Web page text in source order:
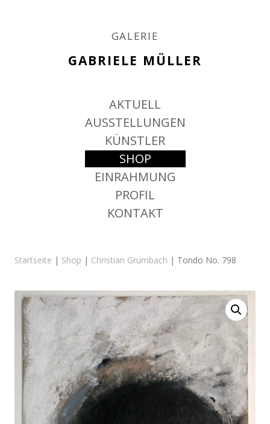
GALERIE
GABRIELE MÜLLER
Springe
zum
Inhalt
AKTUELL
AUSSTELLUNGEN
KÜNSTLER
SHOP
EINRAHMUNG
PROFIL
KONTAKT
Startseite | Shop | Christian Grumbach | Tondo No. 798